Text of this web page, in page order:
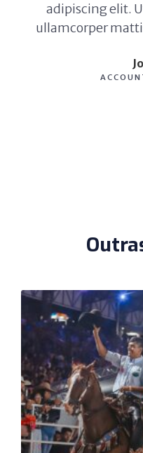
adipiscing elit.
ullamcorper